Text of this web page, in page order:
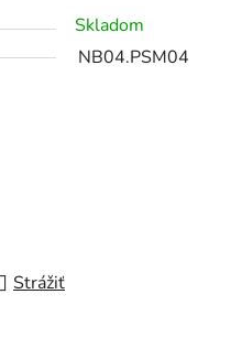
Skladom
NB04.PSM04
Strážiť